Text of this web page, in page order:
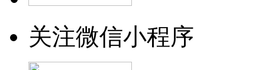
关注微信小程序